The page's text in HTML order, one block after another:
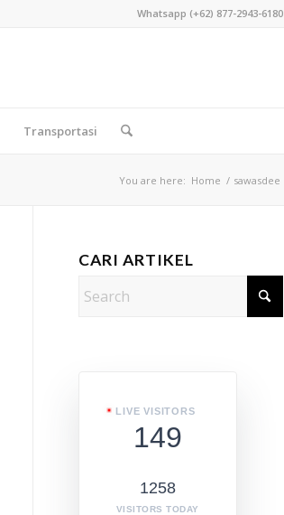
Whatsapp (+62) 877-2943-6180
Transportasi
You are here: Home / sawasdee
CARI ARTIKEL
LIVE VISITORS
149
1258
VISITORS TODAY